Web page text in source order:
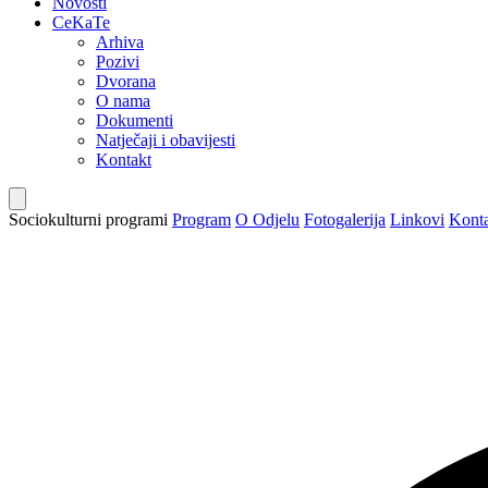
CeKaTe
Arhiva
Pozivi
Dvorana
O nama
Dokumenti
Natječaji i obavijesti
Kontakt
Sociokulturni programi Program O Odjelu Fotogalerija Linkovi